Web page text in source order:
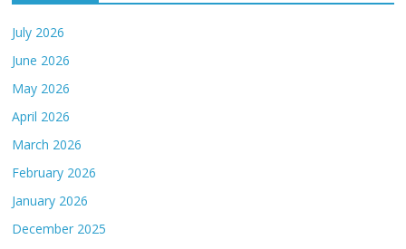
July 2026
June 2026
May 2026
April 2026
March 2026
February 2026
January 2026
December 2025